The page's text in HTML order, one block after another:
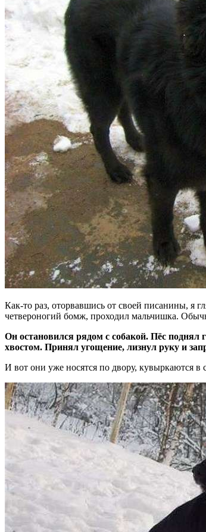
Как-то раз, оторвавшись от своей писанины, я
четвероногий бомж, проходил мальчишка.
Он остановился рядом с собакой. Пёс поднял
хвостом. Принял угощение, лизнул руку и
И вот они уже носятся по двору, кувыркаются в